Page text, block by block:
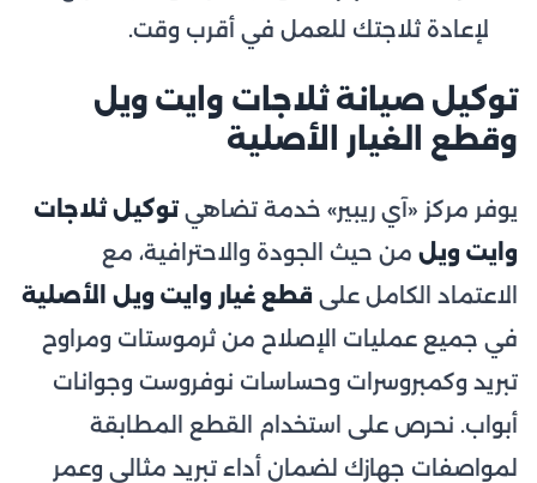
لإعادة ثلاجتك للعمل في أقرب وقت.
توكيل صيانة ثلاجات وايت ويل
وقطع الغيار الأصلية
يوفر مركز «آي ريبير» خدمة تضاهيتوكيل ثلاجات
وايت ويل من حيث الجودة والاحترافية، مع
الاعتماد الكامل على قطع غيار وايت ويل الأصلية
في جميع عمليات الإصلاح من ثرموستات ومراوح
تبريد وكمبروسرات وحساسات نوفروست وجوانات
أبواب. نحرص على استخدام القطع المطابقة
لمواصفات جهازك لضمان أداء تبريد مثالي وعمر